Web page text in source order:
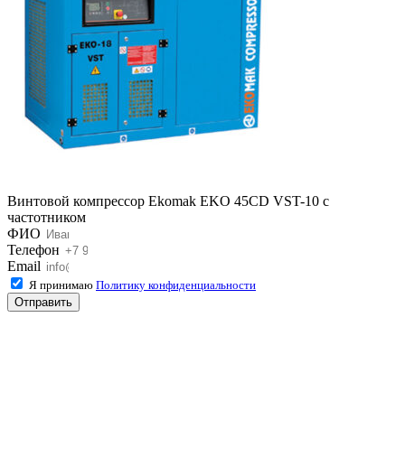
Винтовой компрессор Ekomak EKO 45CD VST-10 с
частотником
ФИО
Телефон
Email
Я принимаю Политику конфиденциальности
Отправить